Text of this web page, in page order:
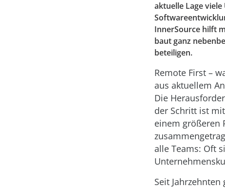
aktuelle Lage
InnerSource hilft
baut ganz
beteiligen.
Remote First –
aus aktuellem
Die
der Schritt ist
einem größeren
alle Teams: Oft
Seit